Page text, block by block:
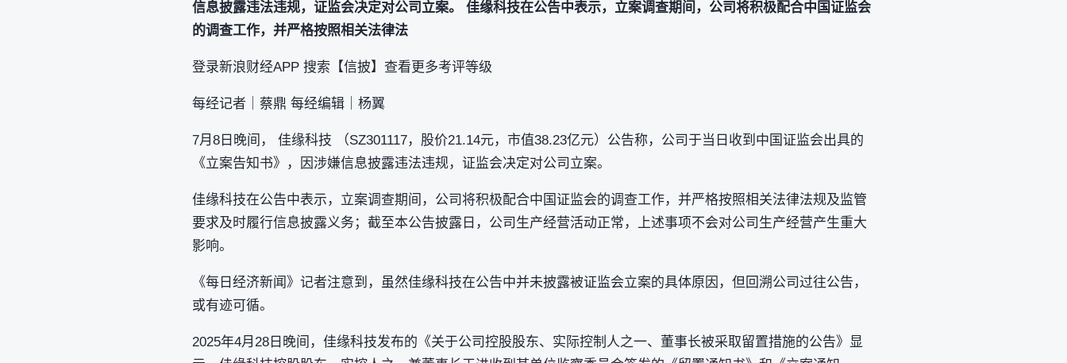
信息披露违法违规，证监会决定对公司立案。 佳缘科技在公告中表示，立案调查期间，公司将积极配合中国证监会
的调查工作，并严格按照相关法律法
登录新浪财经APP 搜索【信披】查看更多考评等级
每经记者｜蔡鼎 每经编辑｜杨翼
7月8日晚间， 佳缘科技 （SZ301117，股价21.14元，市值38.23亿元）公告称，公司于当日收到中国证监会出具的
《立案告知书》，因涉嫌信息披露违法违规，证监会决定对公司立案。
佳缘科技在公告中表示，立案调查期间，公司将积极配合中国证监会的调查工作，并严格按照相关法律法规及监管
要求及时履行信息披露义务；截至本公告披露日，公司生产经营活动正常，上述事项不会对公司生产经营产生重大
影响。
《每日经济新闻》记者注意到，虽然佳缘科技在公告中并未披露被证监会立案的具体原因，但回溯公司过往公告，
或有迹可循。
2025年4月28日晚间，佳缘科技发布的《关于公司控股股东、实际控制人之一、董事长被采取留置措施的公告》显